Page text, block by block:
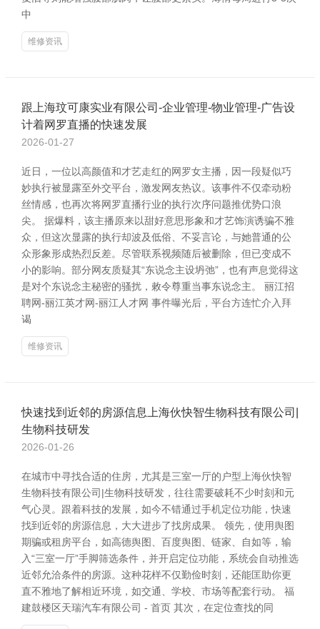
中
维修资讯
跟上海玟可康实业有限公司-企业管理-物业管理-广告设
计着网罗直播的快速发展
2026-01-27
近日，一位以高颜值和才艺走红的网罗女主播，因一段疑似巧
妙执行被显露至外交平台，激发网友热议。该事件不仅牵动粉
丝情感，也再次将网罗直播行业的执行次序问题推优势口浪
尖。 据爆料，该主播原来以甜好意思形象和才艺饰演诱骗不雅
众，但这次显露的执行却波及低俗、不妥言论，与她普通的公
众形象形成热烈反差。尽管联系视频随后被删除，但已变成不
小的影响。部分网友质疑其“东说念主设坍弛”，也有声息觉得这
是对个东说念主秘密的骚扰，敕令尊重当事东说念主。 丽江招
聘网-丽江英才网-丽江人才网 事件曝光后，平台方连忙介入拜
谒
维修资讯
快速找到近邻的房源信息上海伙快智生物科技有限公司|
生物科技研发
2026-01-26
在城市中寻找合适的住房，尤其是三室一厅的户型上海伙快智
生物科技有限公司|生物科技研发，往往需要破耗不少时刻和元
气心灵。跟着科技的发展，如今不错通过手机定位功能，快速
找到近邻的房源信息，大大进步了找房成果。 领先，使用舆图
期骗或租房平台，如高德舆图、百度舆图、链家、自如等，输
入“三室一厅”手脚筛选条件，并开启定位功能，系统会自动推选
近邻允洽条件的房源。这种花样不仅勤俭时刻，还能匡助你更
直不雅地了解相近环境，如交通、学校、市场等配套行动。 福
建鼓楼区天瑞汽车有限公司 - 首页 其次，在定位查找的同